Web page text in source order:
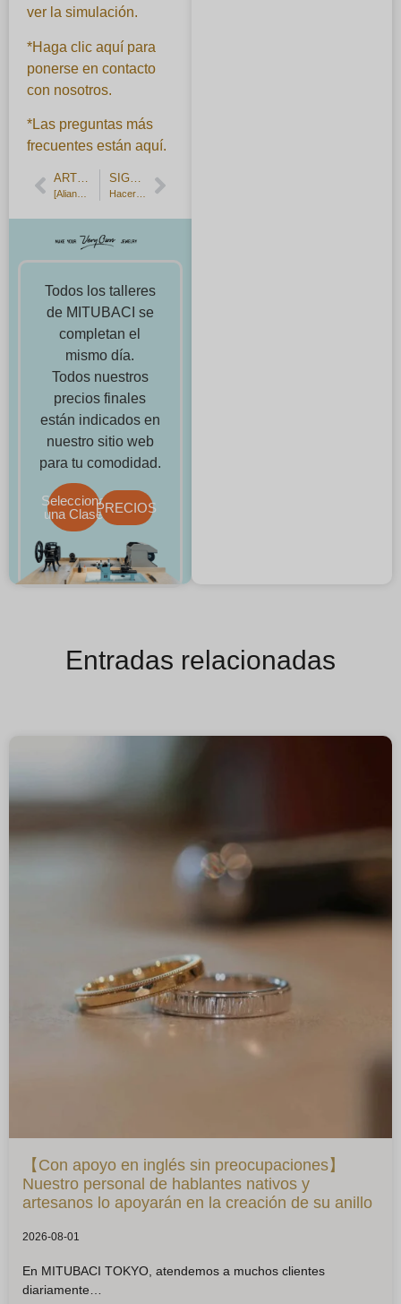
ver la simulación.
*Haga clic aquí para
ponerse en contacto
con nosotros.
*Las preguntas más
frecuentes están aquí.
ARTÍCULO ANTERIOR SIGUIENTE ARTÍCULO
Todos los talleres
de MITUBACI se
completan el
mismo día.
Todos nuestros
precios finales
están indicados en
nuestro sitio web
para tu comodidad.
Selecciona
una ClasePRECIOS
Entradas relacionadas
【Con apoyo en inglés sin preocupaciones】
Nuestro personal de hablantes nativos y
artesanos lo apoyarán en la creación de su anillo
2026-08-01
En MITUBACI TOKYO, atendemos a muchos clientes
diariamente